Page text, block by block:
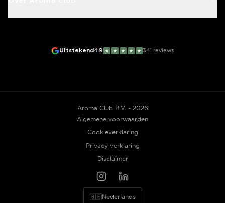
Uitstekend4.9 ★ ★ ★ ★ ★ 341 reviews
Aroma Club B.V. - 2026
Algemene voorwaarden
Cookieverklaring
Privacy verklaring
Disclaimer
🇧🇪Nederlands